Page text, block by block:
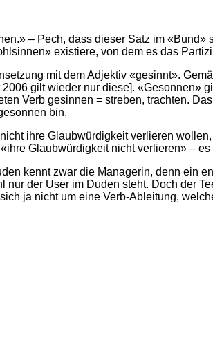
– Pech, dass dieser Satz im «Bund»
existiere, von dem es das
mit dem Adjektiv «gesinnt».
gilt wieder nur diese]. «Gesonnen»
Verb gesin­nen = streben, trachten.
bin.
ihre Glaubwürdigkeit verlieren
Glaubwürdigkeit nicht verlieren» –
kennt zwar die Managerin, denn ein
der User im Duden steht. Doch der
ja nicht um eine Verb-Ableitung,